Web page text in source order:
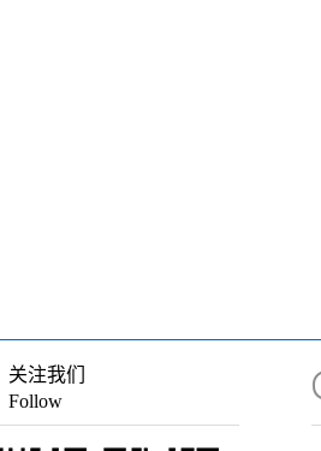
关注我们
Follow